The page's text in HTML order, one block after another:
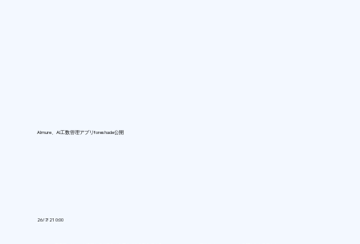
Almure、AI工数管理アプリforeshade公開
26/7/21 0:00